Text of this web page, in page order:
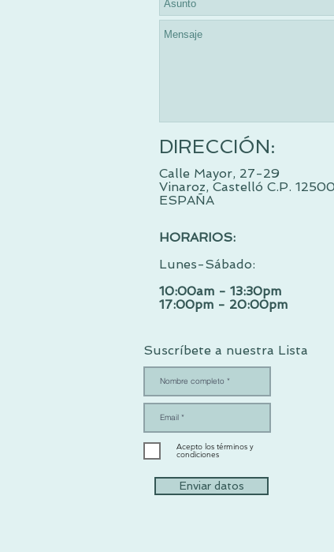
DIRECCIÓN:
Calle Mayor, 27-29
Vinaroz, Castelló C.P. 12500
ESPAÑA
HORARIOS:
Lunes-Sábado:
10:00am - 13:30pm
17:00pm - 20:00pm
Suscríbete a nuestra Lista
Acepto los términos y
condiciones
Enviar datos